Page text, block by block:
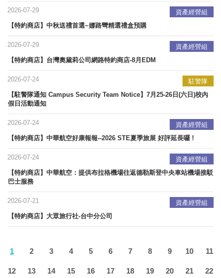
資產經營組
2026-07-29
【特約商店】中秋送禮首選~娜路彎精選禮盒預購
資產經營組
2026-07-29
【特約商店】台灣奧黛莉公司網路特約商店-8月EDM
駐警隊
2026-07-24
【駐警隊通知 Campus Security Team Notice】7月25-26日(六日)校內
假日活動通知
資產經營組
2026-07-24
【特約商店】中華航空好康報報--2026 STE夏季旅展 好評延長囉 !
資產經營組
2026-07-24
【特約商店】中華航空：提供布拉格機場往返德勒斯登中央車站機場接駁
巴士服務
資產經營組
2026-07-21
【特約商店】大眾旅行社-台中分公司
1 2 3 4 5 6 7 8 9 10 11
12 13 14 15 16 17 18 19 20 21 22